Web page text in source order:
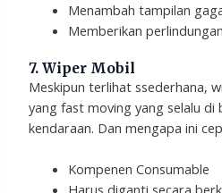
Menambah tampilan
Memberikan
7. Wiper Mobil
Meskipun terlihat ssederhana,
yang fast moving yang selalu di
kendaraan. Dan mengapa ini
Kompenen Consumable